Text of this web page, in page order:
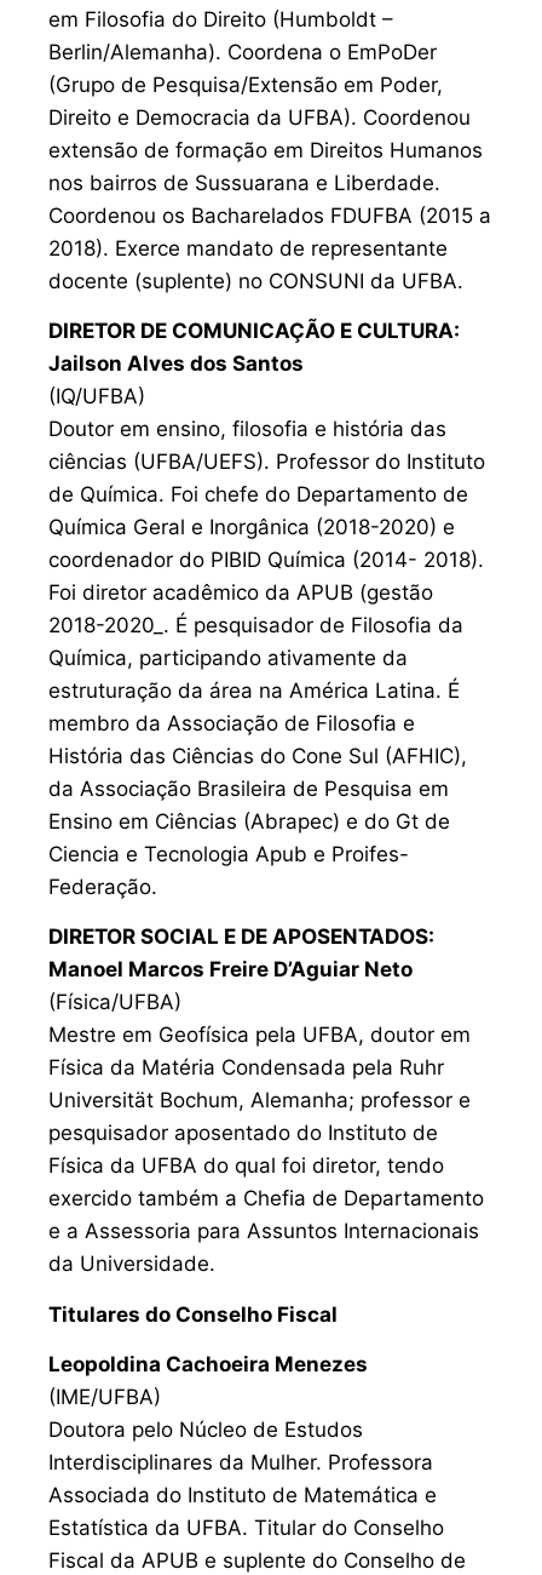
em Filosofia do Direito (Humboldt –
Berlin/Alemanha). Coordena o EmPoDer
(Grupo de Pesquisa/Extensão em Poder,
Direito e Democracia da UFBA). Coordenou
extensão de formação em Direitos Humanos
nos bairros de Sussuarana e Liberdade.
Coordenou os Bacharelados FDUFBA (2015 a
2018). Exerce mandato de representante
docente (suplente) no CONSUNI da UFBA.
DIRETOR DE COMUNICAÇÃO E CULTURA:
Jailson Alves dos Santos
(IQ/UFBA)
Doutor em ensino, filosofia e história das
ciências (UFBA/UEFS). Professor do Instituto
de Química. Foi chefe do Departamento de
Química Geral e Inorgânica (2018-2020) e
coordenador do PIBID Química (2014- 2018).
Foi diretor acadêmico da APUB (gestão
2018-2020_. É pesquisador de Filosofia da
Química, participando ativamente da
estruturação da área na América Latina. É
membro da Associação de Filosofia e
História das Ciências do Cone Sul (AFHIC),
da Associação Brasileira de Pesquisa em
Ensino em Ciências (Abrapec) e do Gt de
Ciencia e Tecnologia Apub e Proifes-
Federação.
DIRETOR SOCIAL E DE APOSENTADOS:
Manoel Marcos Freire D’Aguiar Neto
(Física/UFBA)
Mestre em Geofísica pela UFBA, doutor em
Física da Matéria Condensada pela Ruhr
Universität Bochum, Alemanha; professor e
pesquisador aposentado do Instituto de
Física da UFBA do qual foi diretor, tendo
exercido também a Chefia de Departamento
e a Assessoria para Assuntos Internacionais
da Universidade.
Titulares do Conselho Fiscal
Leopoldina Cachoeira Menezes
(IME/UFBA)
Doutora pelo Núcleo de Estudos
Interdisciplinares da Mulher. Professora
Associada do Instituto de Matemática e
Estatística da UFBA. Titular do Conselho
Fiscal da APUB e suplente do Conselho de